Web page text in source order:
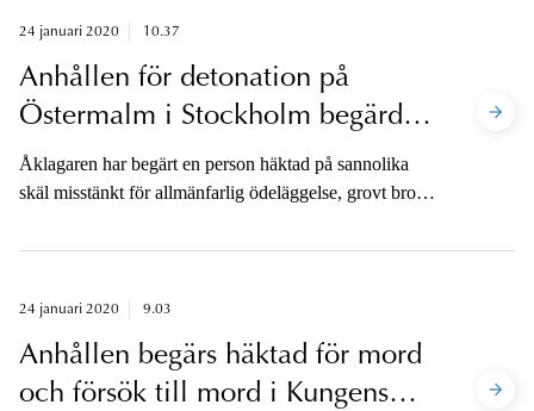
24 januari 2020 10.37
Anhållen för detonation på
Östermalm i Stockholm begärd
häktad
Åklagaren har begärt en person häktad på sannolika
skäl misstänkt för allmänfarlig ödeläggelse, grovt brott,
Stockholm. Mannen är sedan i onsdags anhållen.
säkerhetssalen i Stockholms tingsrätt.
24 januari 2020 9.03
Anhållen begärs häktad för mord
och försök till mord i Kungens